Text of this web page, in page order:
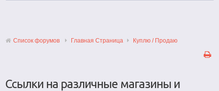
Список форумов Главная Страница Куплю / Продаю
Ссылки на различные магазины и